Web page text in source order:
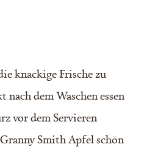
knackige Frische zu
dem Waschen essen
vor dem Servieren
Smith Apfel schön